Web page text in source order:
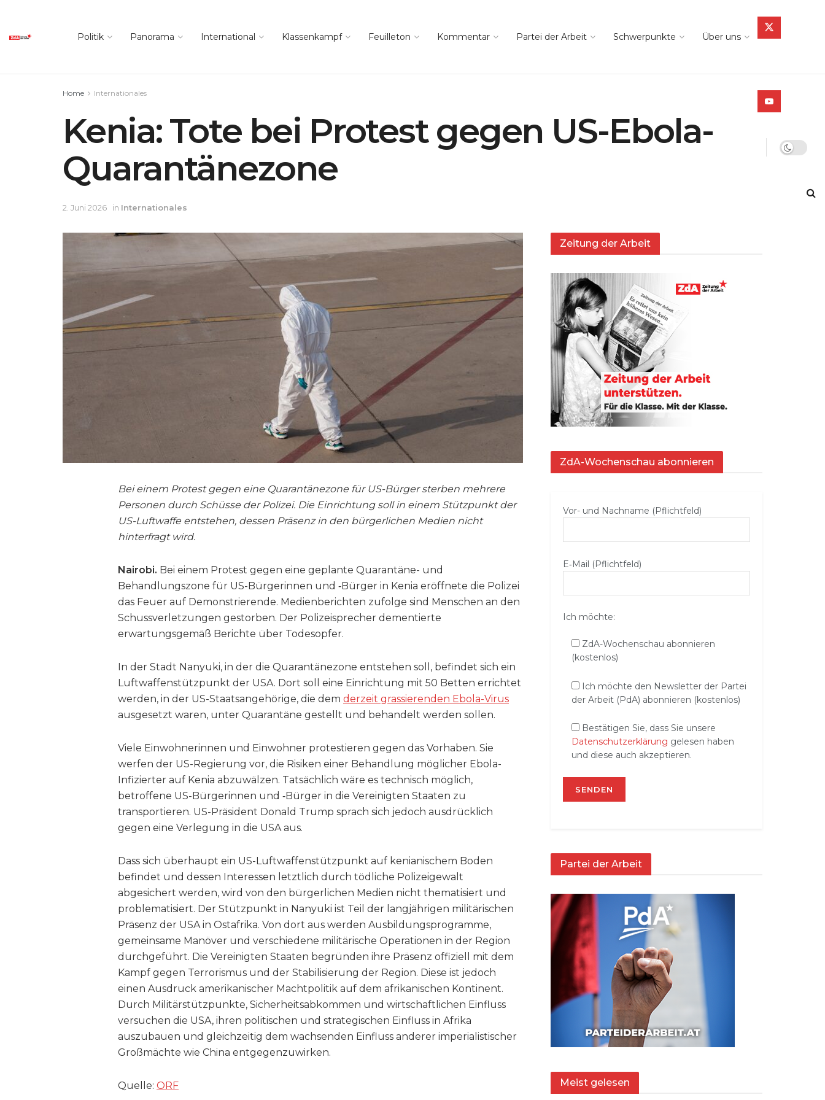
Politik Panorama International Klassenkampf Feuilleton Kommentar Partei der Arbeit Schwerpunkte Über uns
Home Internationales
Kenia: Tote bei Protest gegen US-Ebola-
Quarantänezone
2. Juni 2026 in Internationales
Bei einem Protest gegen eine Quarantänezone für US-Bürger sterben mehrere
Personen durch Schüsse der Polizei. Die Einrichtung soll in einem Stützpunkt der
US-Luftwaffe entstehen, dessen Präsenz in den bürgerlichen Medien nicht
hinterfragt wird.
Nairobi. Bei einem Protest gegen eine geplante Quarantäne- und
Behandlungszone für US-Bürgerinnen und ‑Bürger in Kenia eröffnete die Polizei
das Feuer auf Demonstrierende. Medienberichten zufolge sind Menschen an den
Schussverletzungen gestorben. Der Polizeisprecher dementierte
erwartungsgemäß Berichte über Todesopfer.
In der Stadt Nanyuki, in der die Quarantänezone entstehen soll, befindet sich ein
Luftwaffenstützpunkt der USA. Dort soll eine Einrichtung mit 50 Betten errichtet
werden, in der US-Staatsangehörige, die dem derzeit grassierenden Ebola-Virus
ausgesetzt waren, unter Quarantäne gestellt und behandelt werden sollen.
Viele Einwohnerinnen und Einwohner protestieren gegen das Vorhaben. Sie
werfen der US-Regierung vor, die Risiken einer Behandlung möglicher Ebola-
Infizierter auf Kenia abzuwälzen. Tatsächlich wäre es technisch möglich,
betroffene US-Bürgerinnen und ‑Bürger in die Vereinigten Staaten zu
transportieren. US-Präsident Donald Trump sprach sich jedoch ausdrücklich
gegen eine Verlegung in die USA aus.
Dass sich überhaupt ein US-Luftwaffenstützpunkt auf kenianischem Boden
befindet und dessen Interessen letztlich durch tödliche Polizeigewalt
abgesichert werden, wird von den bürgerlichen Medien nicht thematisiert und
problematisiert. Der Stützpunkt in Nanyuki ist Teil der langjährigen militärischen
Präsenz der USA in Ostafrika. Von dort aus werden Ausbildungsprogramme,
gemeinsame Manöver und verschiedene militärische Operationen in der Region
durchgeführt. Die Vereinigten Staaten begründen ihre Präsenz offiziell mit dem
Kampf gegen Terrorismus und der Stabilisierung der Region. Diese ist jedoch
einen Ausdruck amerikanischer Machtpolitik auf dem afrikanischen Kontinent.
Durch Militärstützpunkte, Sicherheitsabkommen und wirtschaftlichen Einfluss
versuchen die USA, ihren politischen und strategischen Einfluss in Afrika
auszubauen und gleichzeitig dem wachsenden Einfluss anderer imperialistischer
Großmächte wie China entgegenzuwirken.
Quelle: ORF
Zeitung der Arbeit
ZdA-Wochenschau abonnieren
Vor- und Nachname (Pflichtfeld)
E‑Mail (Pflichtfeld)
Ich möchte:
ZdA-Wochenschau abonnieren
(kostenlos)
Ich möchte den Newsletter der Partei
der Arbeit (PdA) abonnieren (kostenlos)
Bestätigen Sie, dass Sie unsere
Datenschutzerklärung gelesen haben
und diese auch akzeptieren.
Partei der Arbeit
Meist gelesen